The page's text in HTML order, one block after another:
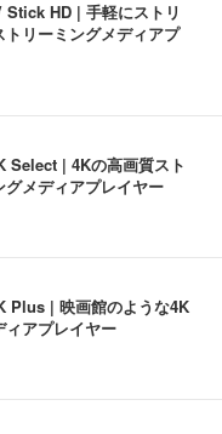
Stick HD | 手軽にストリ
リーミングメディアプ
| 4Kの高画質スト
メディアプレイヤー
| 映画館のような4K
アプレイヤー